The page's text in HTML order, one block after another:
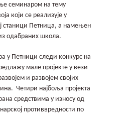
семинаром на тему
који се реализује у
станици Петница, а намењен
одабраних школа.
у Петници следи конкурс на
мале пројекте у вези
и развојем својих
Четири најбоља пројекта
средствима у износу од
противвредности по